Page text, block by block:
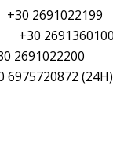
+30 2691022199
+30 2691360100
2691022200
6975720872 (24H)